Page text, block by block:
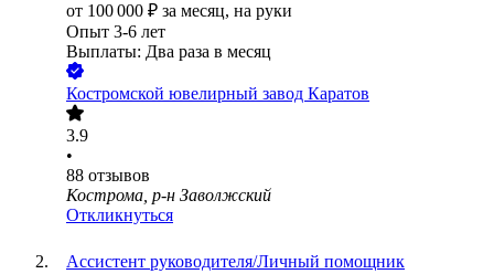
от 100 000 ₽ за месяц, на руки
Опыт 3-6 лет
Выплаты: Два раза в месяц
Костромской ювелирный завод Каратов
3.9
•
88 отзывов
Кострома, р-н Заволжский
Откликнуться
Ассистент руководителя/Личный помощник